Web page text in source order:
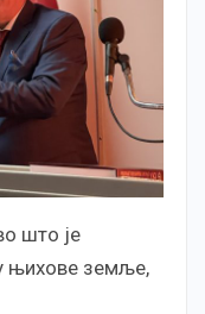
што је
њихове земље,